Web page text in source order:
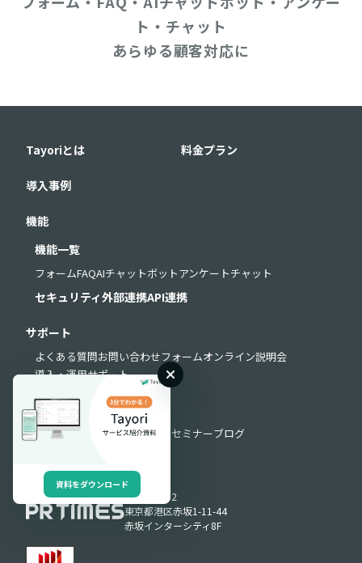
ト・チャット
あらゆる顧客対応に
Tayoriとは 料金プラン
導入事例
機能
機能一覧
フォームFAQAIチャットボットアンケートチャット
セキュリティ外部連携API連携
サポート
よくある質問お問い合わせフォームオンライン説明会
導入・運用サポート
お役立ち情報
お役立ち資料 動画ライブラリ セミナーブログ
Produced by
〒107-0052
東京都港区赤坂1-11-44
赤坂インターシティ8F
資料をダウンロード